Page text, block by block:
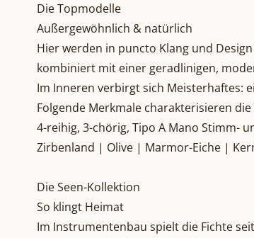
Die Topmodelle
Außergewöhnlich & natürlich
Hier werden in puncto Klang und
kombiniert mit einer geradlinigen,
Im Inneren verbirgt sich Meisterhaftes:
Folgende Merkmale charakterisieren
4-reihig, 3-chörig, Tipo A Mano Stimm-
Zirbenland | Olive | Marmor-Eiche |
Die Seen-Kollektion
So klingt Heimat
Im Instrumentenbau spielt die Fichte